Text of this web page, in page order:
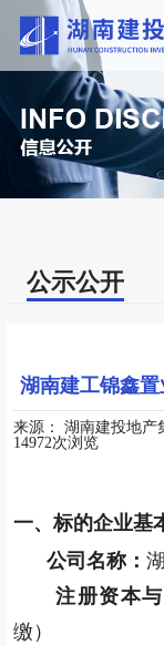
公示公开
湖南建工锦鑫
来源： 湖南建投地产
14972次浏览
一、标的企业基
公司名称：
注册资本
缴）